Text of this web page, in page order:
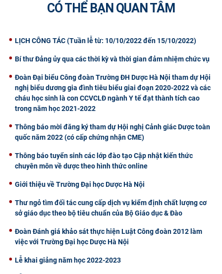
CÓ THỂ BẠN QUAN TÂM
LỊCH CÔNG TÁC (Tuần lễ từ: 10/10/2022 đến 15/10/2022)
Bí thư Đảng ủy qua các thời kỳ và thời gian đảm nhiệm chức vụ
Đoàn Đại biểu Công đoàn Trường ĐH Dược Hà Nội tham dự Hội
nghị biểu dương gia đình tiêu biểu giai đoạn 2020-2022 và các
cháu học sinh là con CCVCLĐ ngành Y tế đạt thành tích cao
trong năm học 2021-2022
Thông báo mời đăng ký tham dự Hội nghị Cảnh giác Dược toàn
quốc năm 2022 (có cấp chứng nhận CME)
Thông báo tuyển sinh các lớp đào tạo Cập nhật kiến thức
chuyên môn về dược theo hình thức online
Giới thiệu về Trường Đại học Dược Hà Nội
Thư ngỏ tìm đối tác cung cấp dịch vụ kiểm định chất lượng cơ
sở giáo dục theo bộ tiêu chuẩn của Bộ Giáo dục & Đào
Đoàn Đánh giá khảo sát thực hiện Luật Công đoàn 2012 làm
việc với Trường Đại học Dược Hà Nội
Lễ khai giảng năm học 2022-2023